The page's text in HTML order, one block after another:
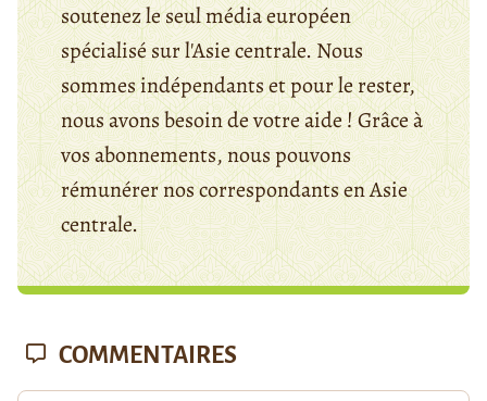
soutenez le seul média européen
spécialisé sur l'Asie centrale. Nous
sommes indépendants et pour le rester,
nous avons besoin de votre aide ! Grâce à
vos abonnements, nous pouvons
rémunérer nos correspondants en Asie
centrale.
COMMENTAIRES